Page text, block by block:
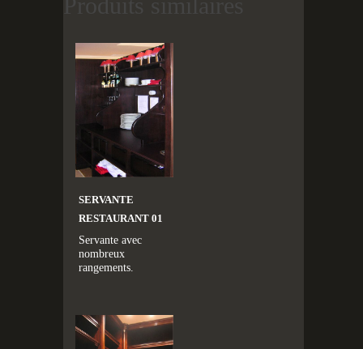
SERVANTE
RESTAURANT 01
Servante avec
nombreux
rangements.